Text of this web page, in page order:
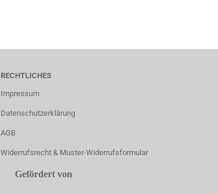
RECHTLICHES
Impressum
Datenschutzerklärung
AGB
Widerrufsrecht & Muster-Widerrufsformular
Gefördert von